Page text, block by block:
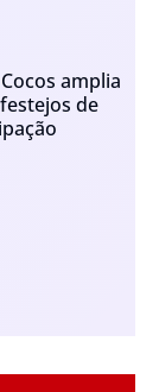
amplia
de